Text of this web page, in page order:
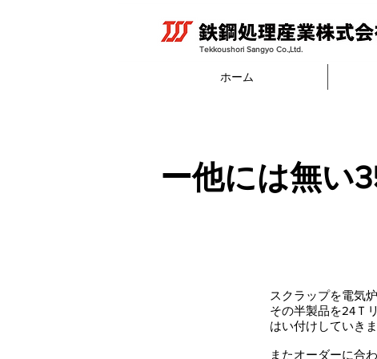
Tekkoushori Sangyo Co.,Ltd.​
ホーム
ー他には無い
スクラップを電気
その半製品を24Ｔ
はい付けしていきま
またオーダーに合